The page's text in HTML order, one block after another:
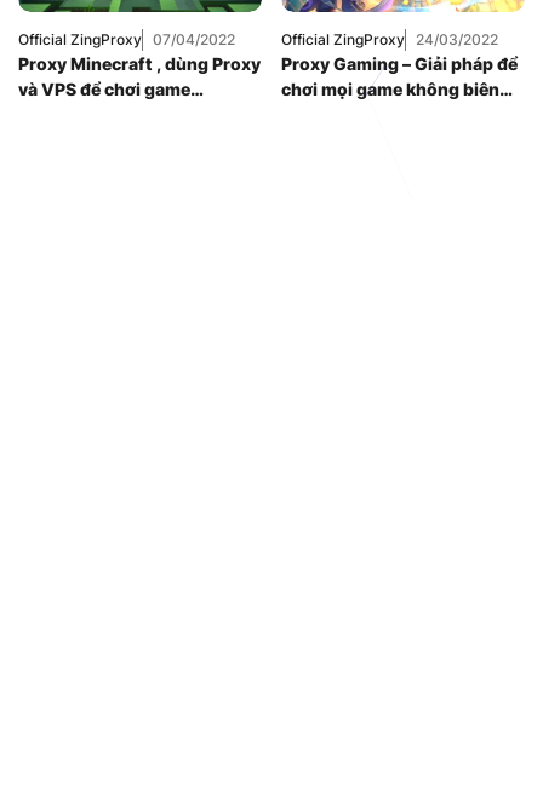
Uncategorized
Official ZingProxy 07/04/2022
Proxy Minecraft , dùng Proxy
và VPS để chơi game
Uncategorized
Official ZingProxy
24/03/2022
Proxy Gaming – Giải pháp để
chơi mọi game không biên